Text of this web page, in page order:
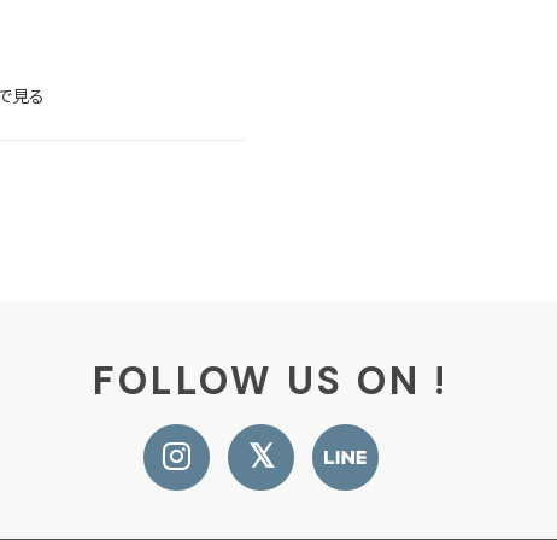
見る
FOLLOW US ON !